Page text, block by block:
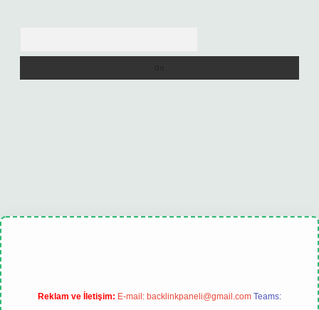
Reklam ve İletişim: E-mail: backlinkpaneli@gmail.com Teams: